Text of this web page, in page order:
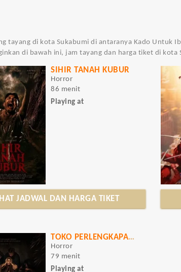
tayang di kota Sukabumi di antaranya Kado Untuk
di bawah ini, jam tayang dan harga tiket di kota
SIHIR TANAH KUBUR
Horror
86 menit
Playing at
JADWAL DAN HARGA TIKET
TOKO PERLENGKAPAN MAYAT
Horror
79 menit
Playing at